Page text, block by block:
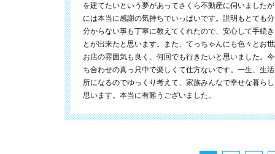
を建てたいという夢があってさくら不動産に伺いました
には本当に感謝の気持ちでいっぱいです。説明もとても
分からない事も丁寧に教えてくれたので、安心して手続
とが出来たと思います。また、てっちゃんにも色々とお
お店の雰囲気も良く、何回でも行きたいと思いました。
ち合わせの真っ只中で楽しくて仕方ないです。一生、生
所になるのでゆっくり考えて、家族みんなで幸せな暮ら
思います。本当に有難うございました。